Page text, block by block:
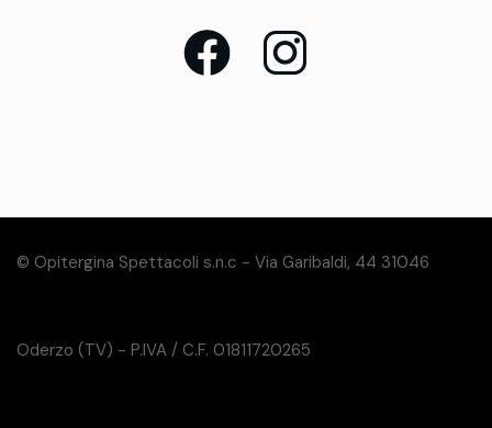
© Opitergina Spettacoli s.n.c - Via Garibaldi, 44 31046
Oderzo (TV) - P.IVA / C.F. 01811720265